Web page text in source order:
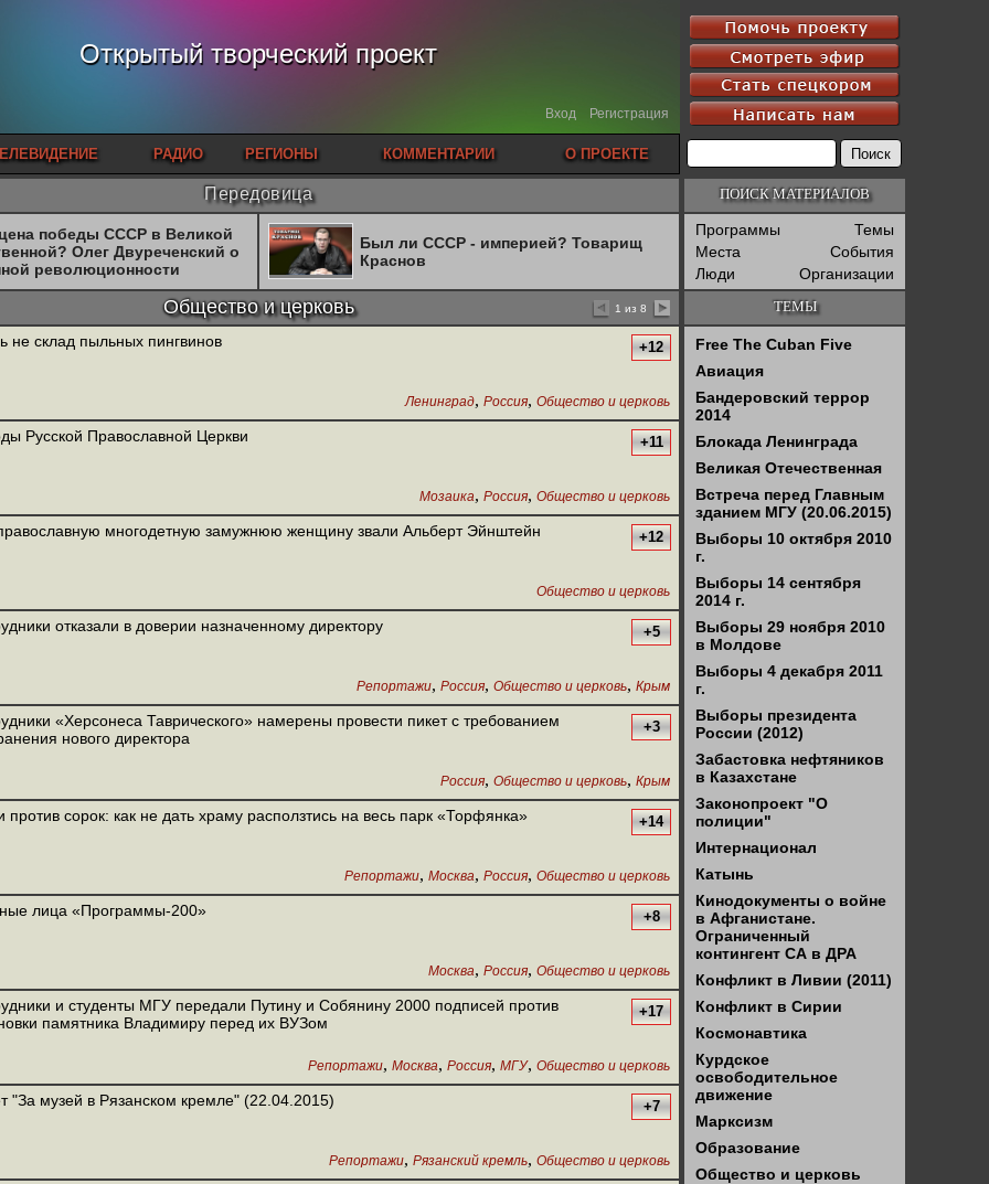
Открытый творческий проект
Вход Регистрация
РАДИО РЕГИОНЫ КОММЕНТАРИИ О ПРОЕКТЕ
Передовица
победы СССР в Великой
Олег Двуреченский о
революционности
Был ли СССР - империей? Товарищ
Краснов
Общество и церковь 1 из 8
не склад пыльных пингвинов +12
Ленинград, Россия, Общество и церковь
Русской Православной Церкви +11
Мозаика, Россия, Общество и церковь
многодетную замужнюю женщину звали Альберт Эйнштейн +12
Общество и церковь
отказали в доверии назначенному директору +5
Репортажи, Россия, Общество и церковь, Крым
«Херсонеса Таврического» намерены провести пикет с требованием
нового директора
+3
Россия, Общество и церковь, Крым
против сорок: как не дать храму расползтись на весь парк «Торфянка» +14
Репортажи, Москва, Россия, Общество и церковь
лица «Программы-200» +8
Москва, Россия, Общество и церковь
и студенты МГУ передали Путину и Собянину 2000 подписей против
памятника Владимиру перед их ВУЗом
+17
Репортажи, Москва, Россия, МГУ, Общество и церковь
"За музей в Рязанском кремле" (22.04.2015) +7
Репортажи, Рязанский кремль, Общество и церковь
ПОИСК МАТЕРИАЛОВ
Программы
Темы
Места
События
Люди
Организации
ТЕМЫ
Free The Cuban Five
Авиация
Бандеровский террор
2014
Блокада Ленинграда
Великая Отечественная
Встреча перед Главным
зданием МГУ (20.06.2015)
Выборы 10 октября 2010
г.
Выборы 14 сентября
2014 г.
Выборы 29 ноября 2010
в Молдове
Выборы 4 декабря 2011
г.
Выборы президента
России (2012)
Забастовка нефтяников
в Казахстане
Законопроект "О
полиции"
Интернационал
Катынь
Кинодокументы о войне
в Афганистане.
Ограниченный
контингент СА в ДРА
Конфликт в Ливии (2011)
Конфликт в Сирии
Космонавтика
Курдское
освободительное
движение
Марксизм
Образование
Общество и церковь